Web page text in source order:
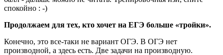
спокойно : -)
Продолжаем для тех, кто хочет на ЕГЭ больше «тройки».
Конечно, это все-таки не вариант ОГЭ. В ОГЭ нет
производной, а здесь есть. Две задачи на производную.